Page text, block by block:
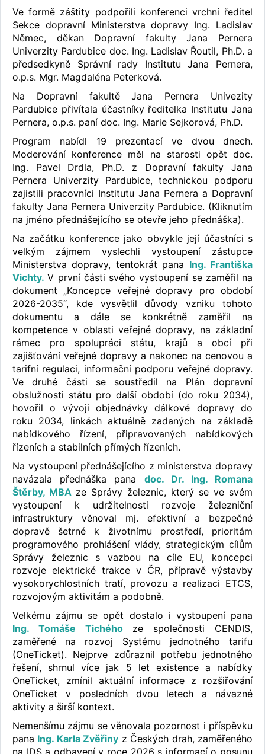
Ve formě záštity podpořili konferenci vrchní ředitel
Sekce dopravní Ministerstva dopravy Ing. Ladislav
Němec, děkan Dopravní fakulty Jana Pernera
Univerzity Pardubice doc. Ing. Ladislav Řoutil, Ph.D. a
předsedkyně Správní rady Institutu Jana Pernera,
o.p.s. Mgr. Magdaléna Peterková.
Na Dopravní fakultě Jana Pernera Univezity
Pardubice přivítala účastníky ředitelka Institutu Jana
Pernera, o.p.s. paní doc. Ing. Marie Sejkorová, Ph.D.
Program nabídl 19 prezentací ve dvou dnech.
Moderování konference měl na starosti opět doc.
Ing. Pavel Drdla, Ph.D. z Dopravní fakulty Jana
Pernera Univerzity Pardubice, technickou podporu
zajistili pracovníci Institutu Jana Pernera a Dopravní
fakulty Jana Pernera Univerzity Pardubice. (Kliknutím
na jméno přednášejícího se otevře jeho přednáška).
Na začátku konference jako obvykle její účastníci s
velkým zájmem vyslechli vystoupení zástupce
Ministerstva dopravy, tentokrát pana Ing. Františka
Vichty.V první části svého vystoupení se zaměřil na
dokument „Koncepce veřejné dopravy pro období
2026-2035“, kde vysvětlil důvody vzniku tohoto
dokumentu a dále se konkrétně zaměřil na
kompetence v oblasti veřejné dopravy, na základní
rámec pro spolupráci státu, krajů a obcí při
zajišťování veřejné dopravy a nakonec na cenovou a
tarifní regulaci, informační podporu veřejné dopravy.
Ve druhé části se soustředil na Plán dopravní
obslužnosti státu pro další období (do roku 2034),
hovořil o vývoji objednávky dálkové dopravy do
roku 2034, linkách aktuálně zadaných na základě
nabídkového řízení, připravovaných nabídkových
řízeních a stabilních přímých řízeních.
Na vystoupení přednášejícího z ministerstva dopravy
navázala přednáška pana doc. Dr. Ing. Romana
Štěrby, MBA ze Správy železnic, který se ve svém
vystoupení k udržitelnosti rozvoje železniční
infrastruktury věnoval mj. efektivní a bezpečné
dopravě šetrné k životnímu prostředí, prioritám
programového prohlášení vlády, strategickým cílům
Správy železnic s vazbou na cíle EU, koncepci
rozvoje elektrické trakce v ČR, přípravě výstavby
vysokorychlostních tratí, provozu a realizaci ETCS,
rozvojovým aktivitám a podobně.
Velkému zájmu se opět dostalo i vystoupení pana
Ing. Tomáše Tichéhoze společnosti CENDIS,
zaměřené na rozvoj Systému jednotného tarifu
(OneTicket). Nejprve zdůraznil potřebu jednotného
řešení, shrnul více jak 5 let existence a nabídky
OneTicket, zmínil aktuální informace z rozšiřování
OneTicket v posledních dvou letech a návazné
aktivity a širší kontext.
Nemenšímu zájmu se věnovala pozornost i příspěvku
pana Ing. Karla Zvěřiny z Českých drah, zaměřeného